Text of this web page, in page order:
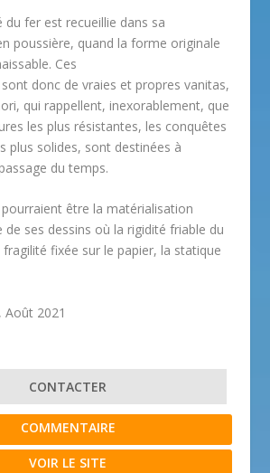
du fer est recueillie dans sa
poussière, quand la forme originale
Ces
donc de vraies et propres vanitas,
qui rappellent, inexorablement, que
les plus résistantes, les conquêtes
plus solides, sont destinées à
du temps.
être la matérialisation
de ses dessins où la rigidité friable du
fragilité fixée sur le papier, la statique
Août 2021
CONTACTER
COMMENTAIRE
VOIR LE SITE